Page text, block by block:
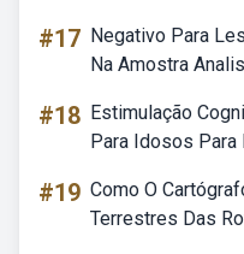
#17 Negativo Para
Na Amostra
#18 Estimulação
Para Idosos Para
#19 Como O
Terrestres Das